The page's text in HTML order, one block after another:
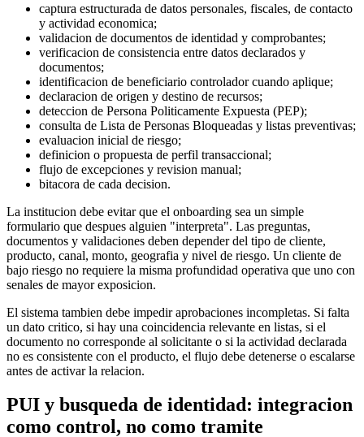
captura estructurada de datos personales, fiscales, de contacto
y actividad economica;
validacion de documentos de identidad y comprobantes;
verificacion de consistencia entre datos declarados y
documentos;
identificacion de beneficiario controlador cuando aplique;
declaracion de origen y destino de recursos;
deteccion de Persona Politicamente Expuesta (PEP);
consulta de Lista de Personas Bloqueadas y listas preventivas;
evaluacion inicial de riesgo;
definicion o propuesta de perfil transaccional;
flujo de excepciones y revision manual;
bitacora de cada decision.
La institucion debe evitar que el onboarding sea un simple
formulario que despues alguien "interpreta". Las preguntas,
documentos y validaciones deben depender del tipo de cliente,
producto, canal, monto, geografia y nivel de riesgo. Un cliente de
bajo riesgo no requiere la misma profundidad operativa que uno con
senales de mayor exposicion.
El sistema tambien debe impedir aprobaciones incompletas. Si falta
un dato critico, si hay una coincidencia relevante en listas, si el
documento no corresponde al solicitante o si la actividad declarada
no es consistente con el producto, el flujo debe detenerse o escalarse
antes de activar la relacion.
PUI y busqueda de identidad: integracion
como control, no como tramite